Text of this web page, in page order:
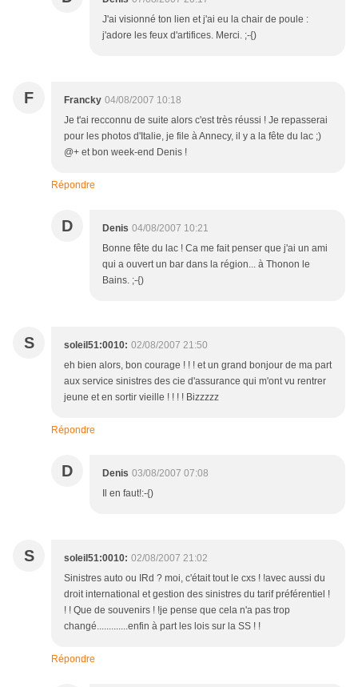
J'ai visionné ton lien et j'ai eu la chair de poule :
j'adore les feux d'artifices. Merci. ;-{)
F Francky 04/08/2007 10:18
Je t'ai recconnu de suite alors c'est très réussi ! Je repasserai
pour les photos d'Italie, je file à Annecy, il y a la fête du lac ;)
@+ et bon week-end Denis !
Répondre
D Denis 04/08/2007 10:21
Bonne fête du lac ! Ca me fait penser que j'ai un ami
qui a ouvert un bar dans la région... à Thonon le
Bains. ;-{)
S soleil51:0010: 02/08/2007 21:50
eh bien alors, bon courage ! ! ! et un grand bonjour de ma part
aux service sinistres des cie d'assurance qui m'ont vu rentrer
jeune et en sortir vieille ! ! ! ! Bizzzzz
Répondre
D Denis 03/08/2007 07:08
Il en faut!:-{)
S soleil51:0010: 02/08/2007 21:02
Sinistres auto ou IRd ? moi, c'était tout le cxs ! !avec aussi du
droit international et gestion des sinistres du tarif préférentiel !
! ! Que de souvenirs ! !je pense que cela n'a pas trop
changé.............enfin à part les lois sur la SS ! !
Répondre